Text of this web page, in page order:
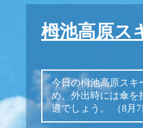
栂池高原ス
今日の栂池高原スキ
め、外出時には傘を
適でしょう。
（8月